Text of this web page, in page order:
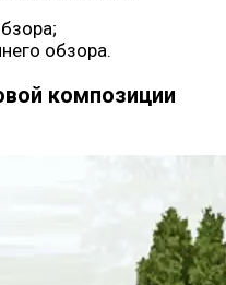
обзора.
композиции